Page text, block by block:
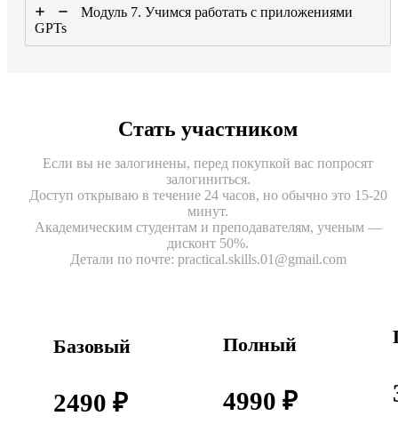
Модуль 7. Учимся работать с приложениями
GPTs
Стать участником
Если вы не залогинены, перед покупкой вас попросят
залогиниться.
Доступ открываю в течение 24 часов, но обычно это 15-20
минут.
Академическим студентам и преподавателям, ученым —
дисконт 50%.
Детали по почте: practical.skills.01@gmail.com
Базовый
2490 ₽
Полный
4990 ₽